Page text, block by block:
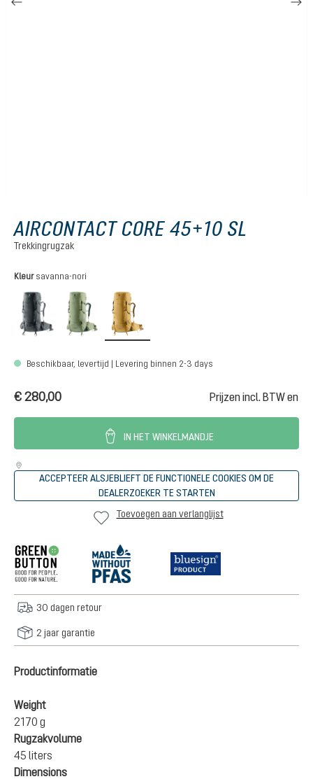
AIRCONTACT CORE 45+10 SL
Trekkingrugzak
Selecteer
Kleur savanna-nori
graphite grove-ivy
Beschikbaar, levertijd | Levering binnen 2-3 days
€ 280,00 Prijzen incl. BTW en
IN HET WINKELMANDJE
ACCEPTEER ALSJEBLIEFT DE FUNCTIONELE COOKIES OM DE
DEALERZOEKER TE STARTEN
Toevoegen aan verlanglijst
30 dagen retour
2 jaar garantie
Productinformatie
Weight
2170 g
Rugzakvolume
45 liters
Dimensions